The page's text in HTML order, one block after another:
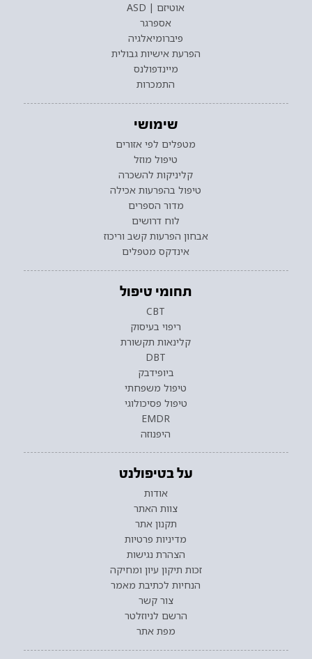
אוטיזם | ASD
אספרגר
פיברומיאלגיה
הפרעת אישיות גבולית
מיינדפולנס
התמכרות
שימושי
מטפלים לפי אזורים
טיפול מוזל
קליניקות להשכרה
טיפול בהפרעות אכילה
מדור הספרים
לוח דרושים
אבחון הפרעות קשב וריכוז
אינדקס מטפלים
תחומי טיפול
CBT
ריפוי בעיסוק
קלינאות תקשורת
DBT
ביופידבק
טיפול משפחתי
טיפול פסיכולוגי
EMDR
היפנוזה
על בטיפולנט
אודות
צוות האתר
תקנון אתר
מדיניות פרטיות
הצהרת נגישות
זכות תיקון עיון ומחיקה
הנחיות לכתיבת מאמר
צור קשר
הרשם לניוזלטר
מפת אתר